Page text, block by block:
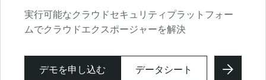
実行可能なクラウドセキュリティプラットフォー
ムでクラウドエクスポージャーを解決
デモを申し込む データシート